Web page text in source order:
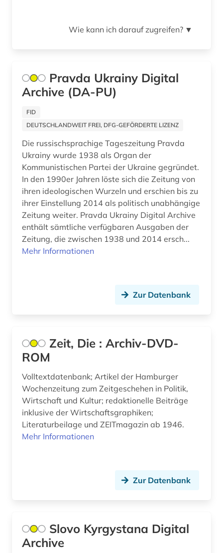
geschichte (14)
geschichte 1900-1955 (1)
geschichte 1918 - 1934 (1)
geschichte 1918-1933 (1)
geschichte 1950-2005 (1)
geschichte 1996 (1)
gesellschaft (1)
gießen (1)
groningen (1)
grossbritannien (1)
großbritannien (20)
gus (1)
hamburg (6)
hessen (2)
Wie kann ich darauf zugreifen? ▼
Pravda Ukrainy Digital
Archive (DA-PU)
FID
DEUTSCHLANDWEIT FREI, DFG-GEFÖRDERTE LIZENZ
Die russischsprachige Tageszeitung Pravda
Ukrainy wurde 1938 als Organ der
Kommunistischen Partei der Ukraine gegründet.
In den 1990er Jahren löste sich die Zeitung von
ihren ideologischen Wurzeln und erschien bis zu
ihrer Einstellung 2014 als politisch unabhängige
Zeitung weiter. Pravda Ukrainy Digital Archive
enthält sämtliche verfügbaren Ausgaben der
Zeitung, die zwischen 1938 und 2014 ersch...
Mehr Informationen
Zur Datenbank
Zeit, Die : Archiv-DVD-
ROM
Volltextdatenbank; Artikel der Hamburger
Wochenzeitung zum Zeitgeschehen in Politik,
Wirtschaft und Kultur; redaktionelle Beiträge
inklusive der Wirtschaftsgraphiken;
Literaturbeilage und ZEITmagazin ab 1946.
Mehr Informationen
Zur Datenbank
Slovo Kyrgystana Digital
Archive